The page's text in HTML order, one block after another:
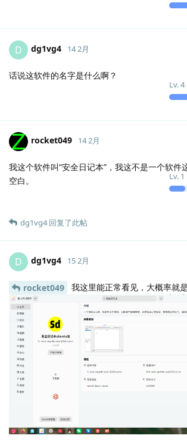
D dg1vg4
Lv.4
14 2月
话说这软件的名字是什么啊？
rocket049
Lv. 1
14 2月
我这个软件叫“安全日记本”，我这不是一个软件
空白。
dg1vg4回复了此帖
D dg1vg4
Lv. 4
15 2月
rocket049 我这里能正常看见，大概率就